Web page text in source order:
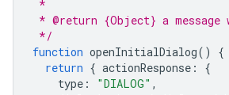
*
* @return {Object} a
*/
function openInitialDialog()
{
return { actionResponse :
{
type : "DIALOG" ,